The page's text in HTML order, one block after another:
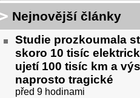
Nejnovější články
Studie prozkoumala
skoro 10 tisíc
ujetí 100 tisíc km a
naprosto tragické
před 9 hodinami